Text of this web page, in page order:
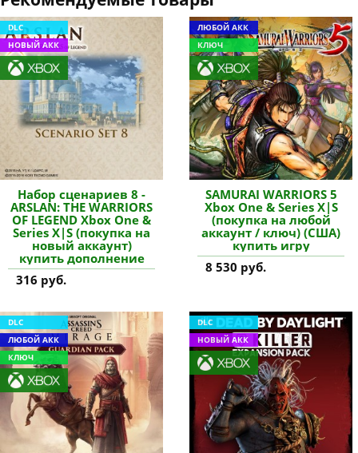
DLC
НОВЫЙ АКК
Набор сценариев 8 -
ARSLAN: THE WARRIORS
OF LEGEND Xbox One &
Series X|S (покупка на
новый аккаунт)
купить дополнение
316 руб.
ЛЮБОЙ АКК
КЛЮЧ
SAMURAI WARRIORS 5
Xbox One & Series X|S
(покупка на любой
аккаунт / ключ) (США)
купить игру
8 530 руб.
DLC
ЛЮБОЙ АКК
КЛЮЧ
DLC
НОВЫЙ АКК